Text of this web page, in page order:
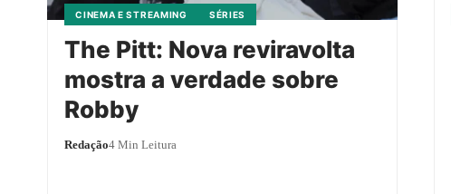
CINEMA E STREAMING SÉRIES
The Pitt: Nova reviravolta
mostra a verdade sobre
Robby
Redação4 Min Leitura